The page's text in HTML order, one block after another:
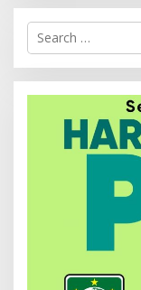
Search
for: